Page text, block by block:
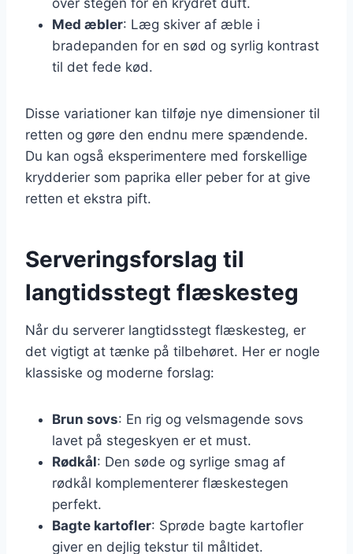
Med æbler: Læg skiver af æble i
bradepanden for en sød og syrlig kontrast
til det fede kød.
Disse variationer kan tilføje nye dimensioner til
retten og gøre den endnu mere spændende.
Du kan også eksperimentere med forskellige
krydderier som paprika eller peber for at give
retten et ekstra pift.
Serveringsforslag til
langtidsstegt flæskesteg
Når du serverer langtidsstegt flæskesteg, er
det vigtigt at tænke på tilbehøret. Her er nogle
klassiske og moderne forslag:
Brun sovs: En rig og velsmagende sovs
lavet på stegeskyen er et must.
Rødkål: Den søde og syrlige smag af
rødkål komplementerer flæskestegen
perfekt.
Bagte kartofler: Sprøde bagte kartofler
giver en dejlig tekstur til måltidet.